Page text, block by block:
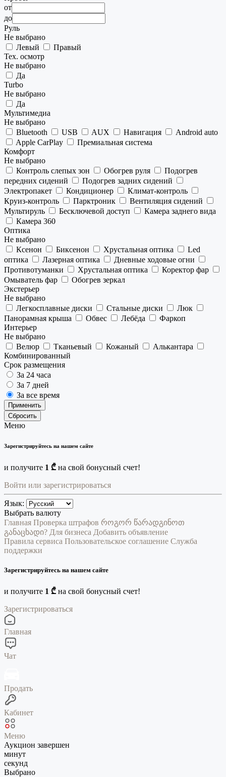
от
до
Руль
Не выбрано
Левый
Правый
Тех. осмотр
Не выбрано
Да
Turbo
Не выбрано
Да
Мультимедиа
Не выбрано
Bluetooth
USB AUX Навигация
Android auto
Apple CarPlay
Премиальная система
Комфорт
Не выбрано
Контроль слепых зон
Обогрев руля
Подогрев
передних сидений
Подогрев задних сидений
Электропакет
Кондиционер
Климат-контроль
Круиз-контроль
Парктроник
Вентиляция сидений
Мультируль
Бесключевой доступ
Камера заднего вида
Камера 360
Оптика
Не выбрано
Ксенон
Биксенон Хрустальная оптика
Led
оптика
Лазерная оптика
Дневные ходовые огни
Противотуманки
Хрустальная оптика
Коректор фар
Омыватель фар
Обогрев зеркал
Экстерьер
Не выбрано
Легкосплавные диски
Стальные диски
Люк
Панорамная крыша
Обвес Лебёда
Фаркоп
Интерьер
Не выбрано
Велюр
Тканьевый Кожаный
Алькантара
Комбинированный
Срок размещения
За 24 часа
За 7 дней
За все время
Применить
Сбросить
Меню
Зарегистрируйтесь на нашем сайте
и получите 1 ₾ на свой бонусный счет!
Войти или зарегистрироваться
Язык:
Выбрать валюту
Главная Проверка штрафов როგორ წარადგინოთ
განაცხადი? Для бизнеса Добавить объявление
Правила сервиса Пользовательское соглашение Служба
поддержки
Зарегистрируйтесь на нашем сайте
и получите 1 ₾ на свой бонусный счет!
Зарегистрироваться
Главная
Чат
Продать
Кабинет
Меню
Аукцион завершен
минут
секунд
Выбрано